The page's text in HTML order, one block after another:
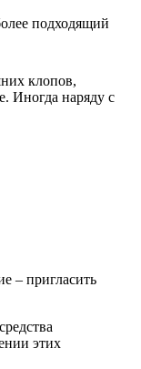
подходящий
клопов,
Иногда наряду с
– пригласить
этих